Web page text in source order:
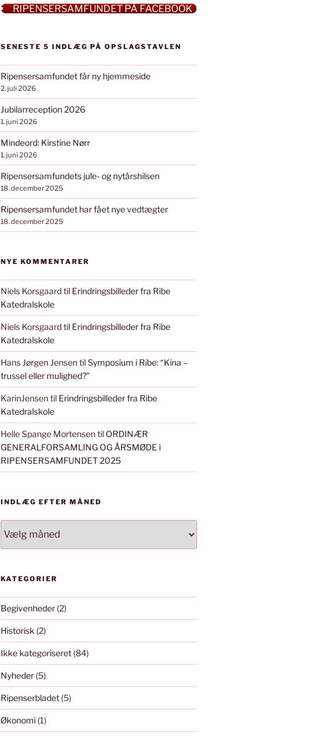
RIPENSERSAMFUNDET PÅ FACEBOOK
SENESTE 5 INDLÆG PÅ OPSLAGSTAVLEN
Ripensersamfundet får ny hjemmeside
2. juli 2026
Jubilarreception 2026
1. juni 2026
Mindeord: Kirstine Nørr
1. juni 2026
Ripensersamfundets jule- og nytårshilsen
18. december 2025
Ripensersamfundet har fået nye vedtægter
18. december 2025
NYE KOMMENTARER
Niels Korsgaardtil Erindringsbilleder fra Ribe
Katedralskole
Niels Korsgaardtil Erindringsbilleder fra Ribe
Katedralskole
Hans Jørgen JensentilSymposium i Ribe: “Kina –
trussel eller mulighed?”
KarinJensentil Erindringsbilleder fra Ribe
Katedralskole
Helle Spange Mortensentil ORDINÆR
GENERALFORSAMLING OG ÅRSMØDE i
RIPENSERSAMFUNDET 2025
INDLÆG EFTER MÅNED
EFTER
MÅNED
KATEGORIER
Begivenheder(2)
Historisk (2)
Ikke kategoriseret(84)
Nyheder(5)
Ripenserbladet(5)
Økonomi(1)